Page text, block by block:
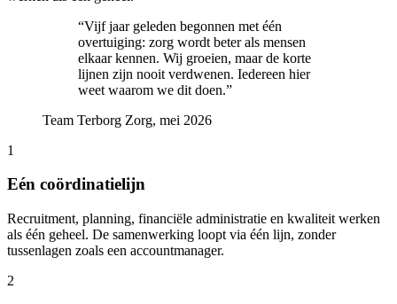
“Vijf jaar geleden begonnen met één
overtuiging: zorg wordt beter als mensen
elkaar kennen. Wij groeien, maar de korte
lijnen zijn nooit verdwenen. Iedereen hier
weet waarom we dit doen.”
Team Terborg Zorg, mei 2026
1
Eén coördinatielijn
Recruitment, planning, financiële administratie en kwaliteit werken
als één geheel. De samenwerking loopt via één lijn, zonder
tussenlagen zoals een accountmanager.
2